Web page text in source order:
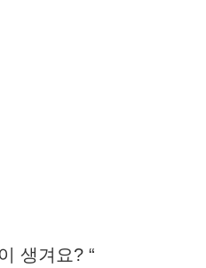
생겨요? “